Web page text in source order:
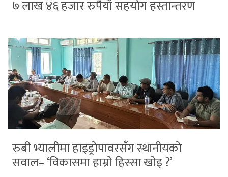
७ लाख ४६ हजार रुपैयाँ सहयोग हस्तान्तरण
रुबी भ्यालीमा हाइड्रोपावरसँग स्थानीयको
सवाल– ‘विकासमा हाम्रो हिस्सा खोइ ?’